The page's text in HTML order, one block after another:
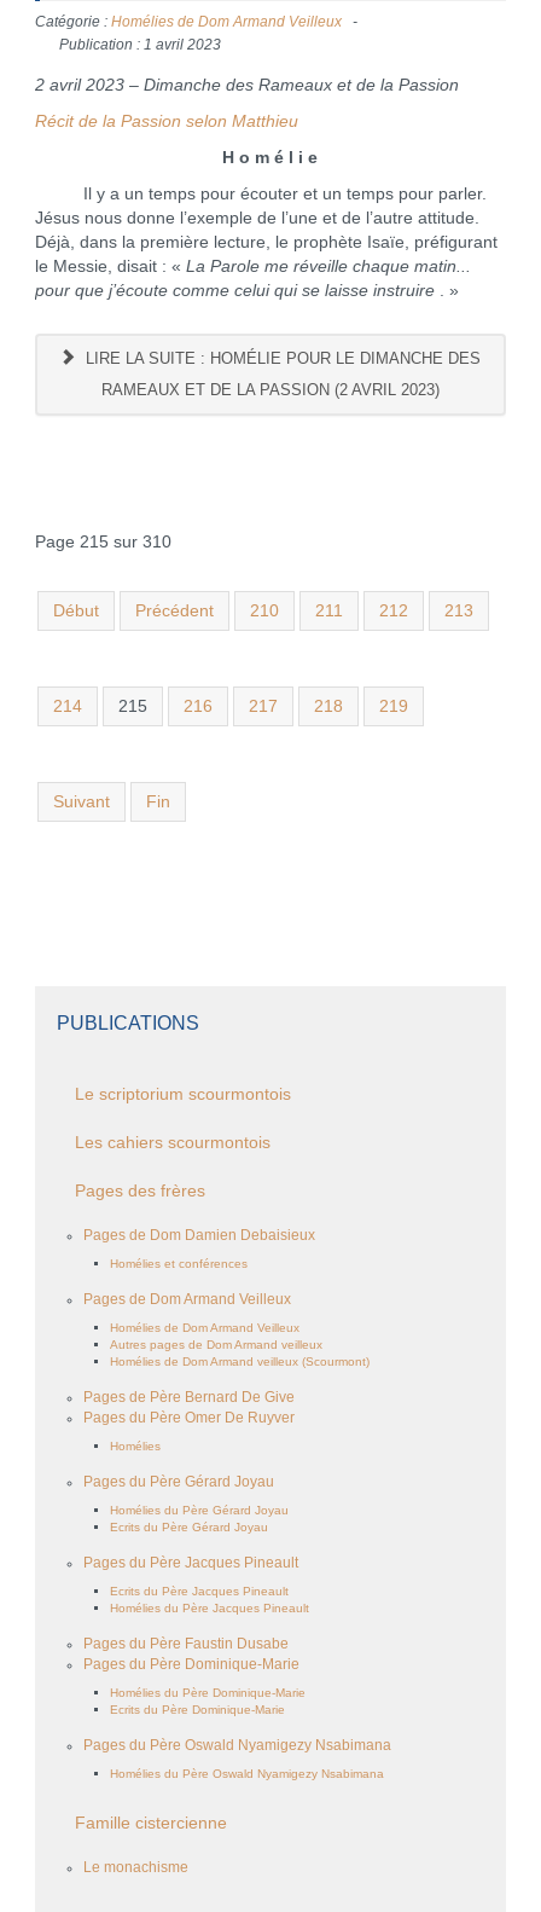
Catégorie : Homélies de Dom Armand Veilleux
Publication : 1 avril 2023
2 avril 2023 – Dimanche des Rameaux et de la Passion
Récit de la Passion selon Matthieu
H o m é l i e
Il y a un temps pour écouter et un temps pour parler.
Jésus nous donne l’exemple de l’une et de l’autre attitude.
Déjà, dans la première lecture, le prophète Isaïe, préfigurant
le Messie, disait : « La Parole me réveille chaque matin...
pour que j’écoute comme celui qui se laisse instruire . »
LIRE LA SUITE : HOMÉLIE POUR LE DIMANCHE DES
RAMEAUX ET DE LA PASSION (2 AVRIL 2023)
Page 215 sur 310
Début Précédent 210 211 212 213
214 215 216 217 218 219
Suivant Fin
PUBLICATIONS
Le scriptorium scourmontois
Les cahiers scourmontois
Pages des frères
Pages de Dom Damien Debaisieux
Homélies et conférences
Pages de Dom Armand Veilleux
Homélies de Dom Armand Veilleux
Autres pages de Dom Armand veilleux
Homélies de Dom Armand veilleux (Scourmont)
Pages de Père Bernard De Give
Pages du Père Omer De Ruyver
Homélies
Pages du Père Gérard Joyau
Homélies du Père Gérard Joyau
Ecrits du Père Gérard Joyau
Pages du Père Jacques Pineault
Ecrits du Père Jacques Pineault
Homélies du Père Jacques Pineault
Pages du Père Faustin Dusabe
Pages du Père Dominique-Marie
Homélies du Père Dominique-Marie
Ecrits du Père Dominique-Marie
Pages du Père Oswald Nyamigezy Nsabimana
Homélies du Père Oswald Nyamigezy Nsabimana
Famille cistercienne
Le monachisme